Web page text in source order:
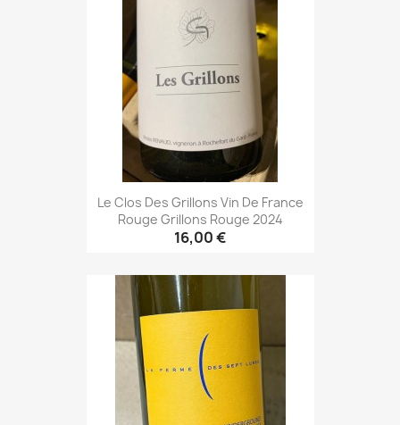
Le Clos Des Grillons Vin De France
Rouge Grillons Rouge 2024
16,00 €